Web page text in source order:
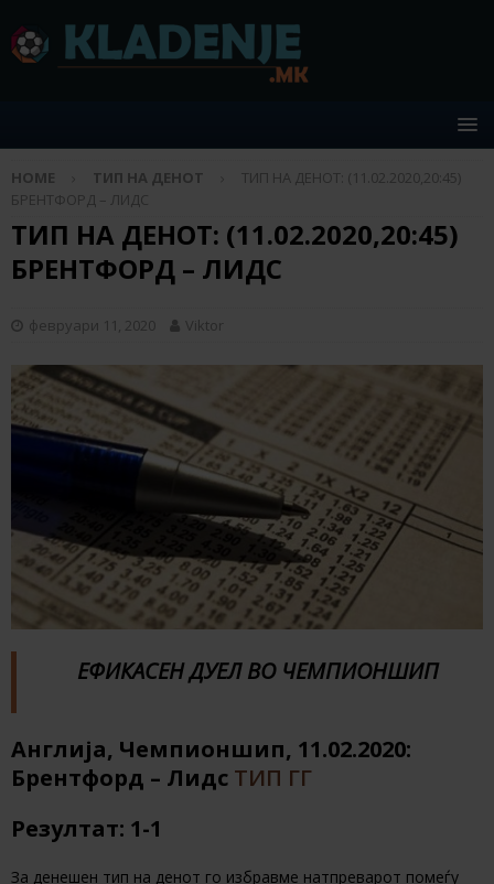
HOME ТИП НА ДЕНОТ
ТИП НА ДЕНОТ: (11.02.2020,20:45)
БРЕНТФОРД – ЛИДС
ТИП НА ДЕНОТ: (11.02.2020,20:45)
БРЕНТФОРД – ЛИДС
февруари 11, 2020 Viktor
ЕФИКАСЕН ДУЕЛ ВО ЧЕМПИОНШИП
Англија, Чемпионшип, 11.02.2020:
Брентфорд – Лидс ТИП ГГ
Резултат: 1-1
За денешен тип на денот го избравме натпреварот помеѓу